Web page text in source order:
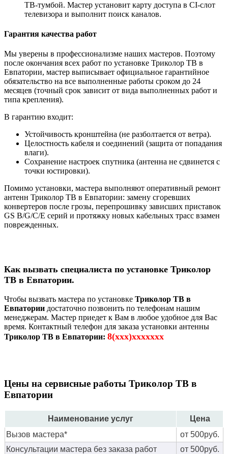
ТВ-тумбой. Мастер установит карту доступа в CI-слот
телевизора и выполнит поиск каналов.
Гарантия качества работ
Мы уверены в профессионализме наших мастеров. Поэтому
после окончания всех работ по установке Триколор ТВ в
Евпатории, мастер выписывает официальное гарантийное
обязательство на все выполненные работы сроком до 24
месяцев (точный срок зависит от вида выполненных работ и
типа крепления).
В гарантию входит:
Устойчивость кронштейна (не разболтается от ветра).
Целостность кабеля и соединений (защита от попадания
влаги).
Сохранение настроек спутника (антенна не сдвинется с
точки юстировки).
Помимо установки, мастера выполняют оперативный ремонт
антенн Триколор ТВ в Евпатории: замену сгоревших
конвертеров после грозы, перепрошивку зависших приставок
GS B/G/C/E серий и протяжку новых кабельных трасс взамен
поврежденных.
Как вызвать специалиста по установке Триколор
ТВ в Евпатории.
Чтобы вызвать мастера по установке Триколор ТВ в
Евпатории достаточно позвонить по телефонам нашим
менеджерам. Мастер приедет к Вам в любое удобное для Вас
время. Контактный телефон для заказа установки антенны
Триколор ТВ в Евпатории: 8(xxx)xxxxxxx
Цены на сервисные работы Триколор ТВ в
Евпатории
Наименование услуг
Цена
Вызов мастера*
от 500руб.
Консультации мастера без заказа работ
от 500руб.